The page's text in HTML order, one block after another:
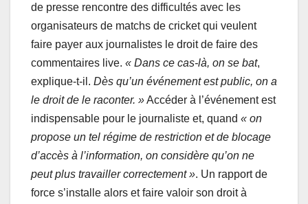
de presse rencontre des difficultés avec les
organisateurs de matchs de cricket qui veulent
faire payer aux journalistes le droit de faire des
commentaires live. « Dans ce cas-là, on se bat,
explique-t-il. Dès qu’un événement est public, on a
le droit de le raconter. »Accéder à l’événement est
indispensable pour le journaliste et, quand « on
propose un tel régime de restriction et de blocage
d’accès à l’information, on considère qu’on ne
peut plus travailler correctement ». Un rapport de
force s’installe alors et faire valoir son droit à